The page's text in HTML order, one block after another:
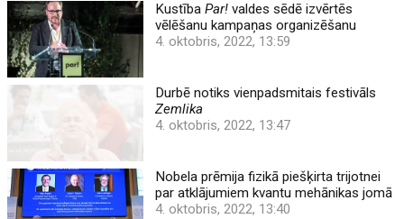
KustībaPar! valdes sēdē izvērtēs
vēlēšanu kampaņas organizēšanu
4. oktobris, 2022, 13:59
Durbē notiks vienpadsmitais festivāls
Zemlika
4. oktobris, 2022, 13:47
Nobela prēmija fizikā piešķirta trijotnei
par atklājumiem kvantu mehānikas jomā
4. oktobris, 2022, 13:40